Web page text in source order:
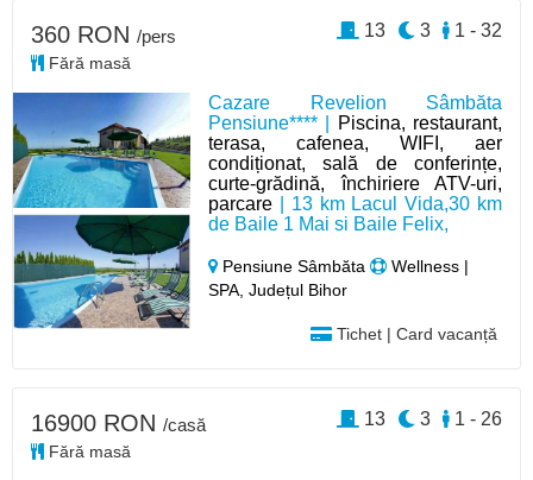
Cazare Revelion Sâmbăta
Pensiune**** |
Piscina, restaurant,
terasa, cafenea, WIFI, aer
condiționat, sală de conferințe,
curte-grădină, închiriere ATV-uri,
parcare | 13 km Lacul Vida,30 km
de Baile 1 Mai si Baile Felix,
Pensiune Sâmbăta
Wellness |
SPA, Județul Bihor
Tichet | Card vacanță
360 RON /pers
Fără masă
1 - 32
3
13
16900 RON /casă
Fără masă
1 - 26
3
13